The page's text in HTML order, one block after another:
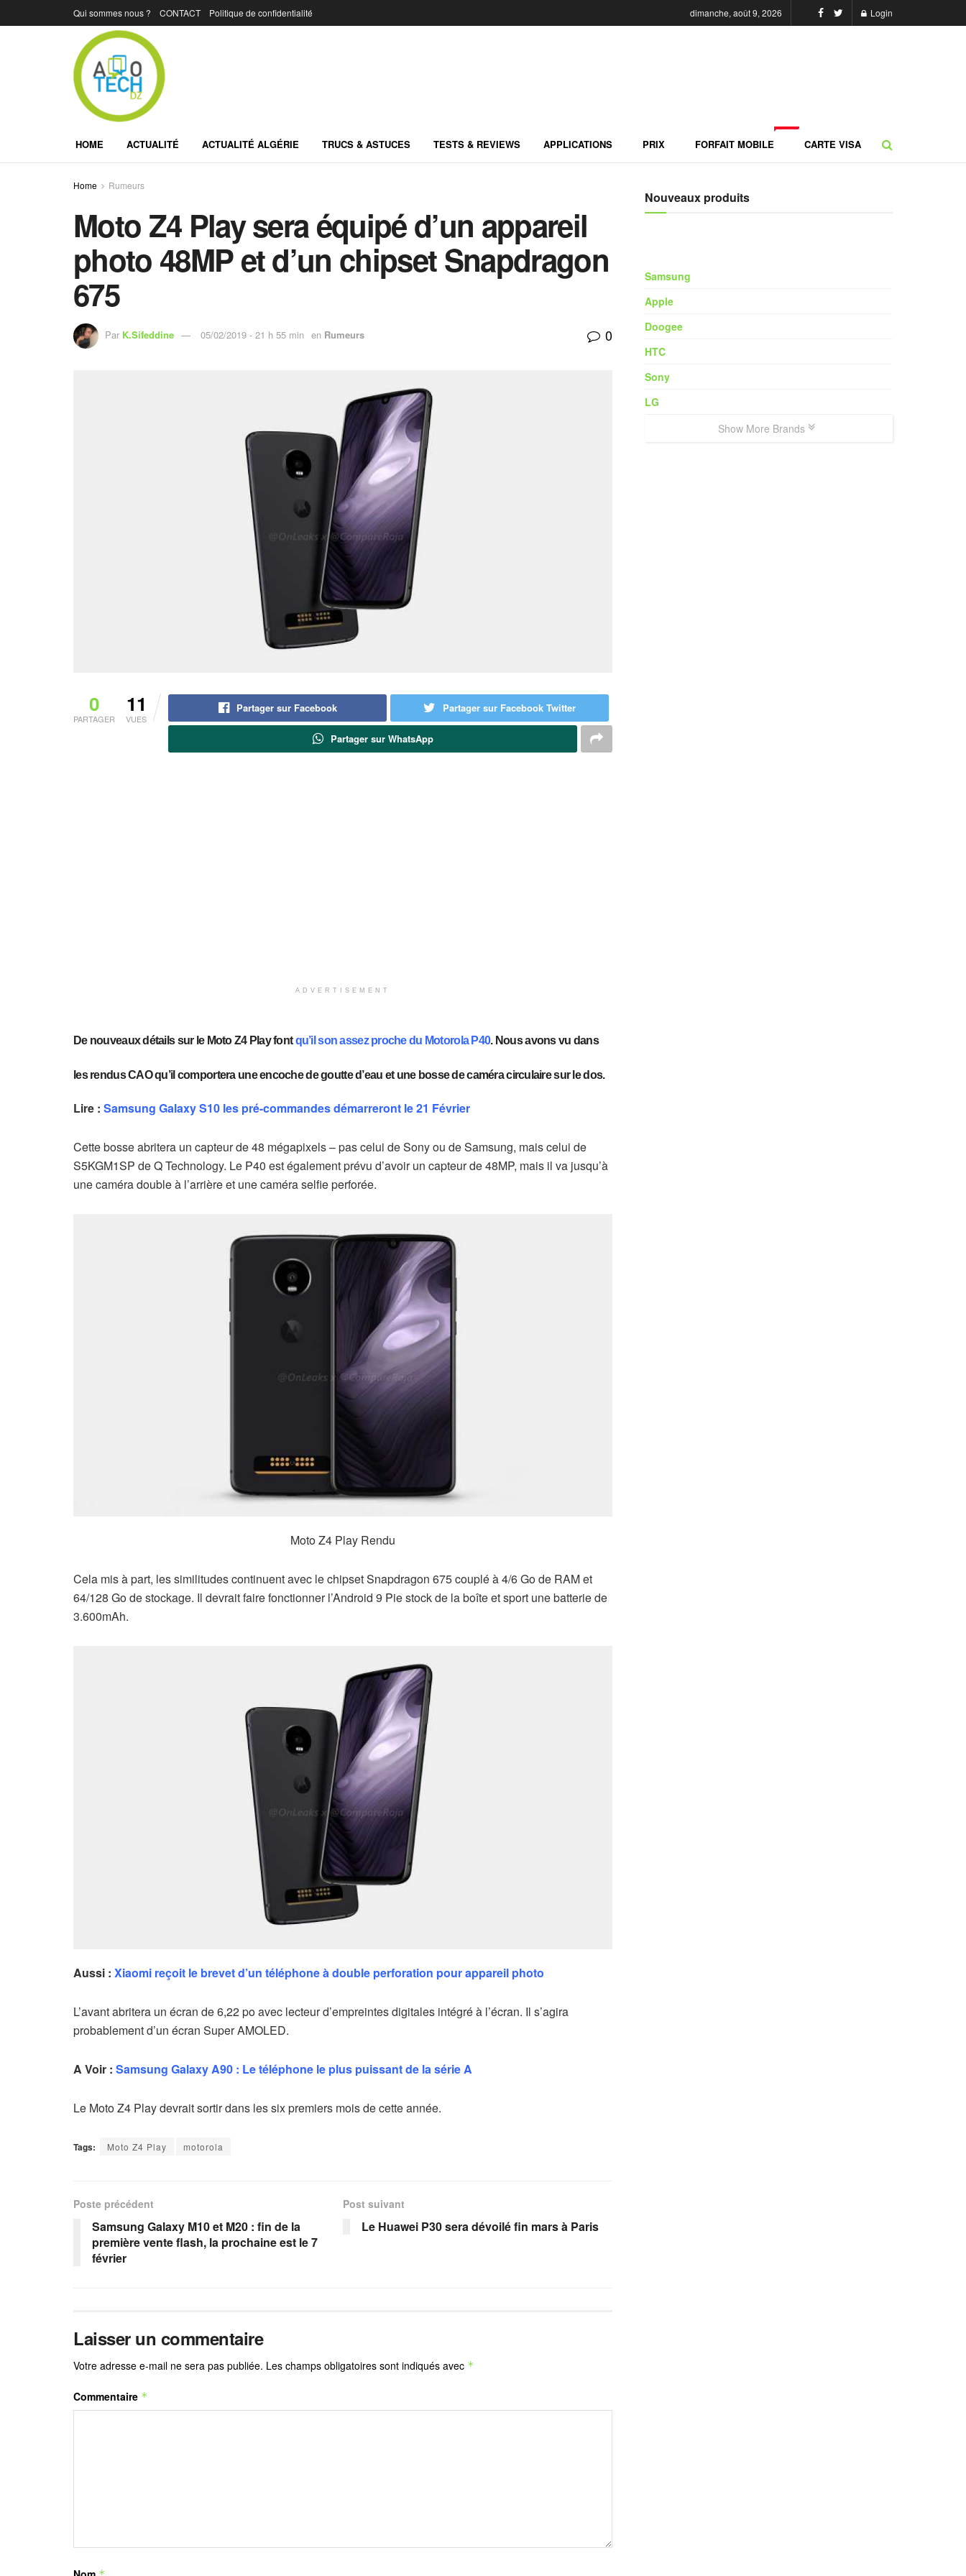
Qui sommes nous ? CONTACT Politique de confidentialité dimanche, août 9, 2026 Login
HOME ACTUALITÉ ACTUALITÉ ALGÉRIE TRUCS & ASTUCES TESTS & REVIEWS APPLICATIONS PRIX FORFAIT MOBILE CARTE VISA
Home Rumeurs
Moto Z4 Play sera équipé d’un appareil
photo 48MP et d’un chipset Snapdragon
675
Par K.Sifeddine 05/02/2019 - 21 h 55 min en Rumeurs 0
0
PARTAGER
11
VUES
Partager sur Facebook Partager sur Facebook Twitter
Partager sur WhatsApp
ADVERTISEMENT
De nouveaux détails sur le Moto Z4 Play fontqu’il son assez proche du Motorola P40. Nous avons vu dans
les rendus CAO qu’il comportera une encoche de goutte d’eau et une bosse de caméra circulaire sur le dos.
Lire : Samsung Galaxy S10 les pré-commandes démarreront le 21 Février
Cette bosse abritera un capteur de 48 mégapixels – pas celui de Sony ou de Samsung, mais celui de
S5KGM1SP de Q Technology. Le P40 est également prévu d’avoir un capteur de 48MP, mais il va jusqu’à
une caméra double à l’arrière et une caméra selfie perforée.
Moto Z4 Play Rendu
Cela mis à part, les similitudes continuent avec le chipset Snapdragon 675 couplé à 4/6 Go de RAM et
64/128 Go de stockage. Il devrait faire fonctionner l’Android 9 Pie stock de la boîte et sport une batterie de
3.600mAh.
Aussi : Xiaomi reçoit le brevet d’un téléphone à double perforation pour appareil photo
L’avant abritera un écran de 6,22 po avec lecteur d’empreintes digitales intégré à l’écran. Il s’agira
probablement d’un écran Super AMOLED.
A Voir : Samsung Galaxy A90 : Le téléphone le plus puissant de la série A
Le Moto Z4 Play devrait sortir dans les six premiers mois de cette année.
Tags: Moto Z4 Play motorola
Poste précédent
Samsung Galaxy M10 et M20 : fin de la
première vente flash, la prochaine est le 7
février
Post suivant
Le Huawei P30 sera dévoilé fin mars à Paris
Laisser un commentaire
Votre adresse e-mail ne sera pas publiée. Les champs obligatoires sont indiqués avec *
Commentaire *
Nouveaux produits
Samsung
Apple
Doogee
HTC
Sony
LG
Show More Brands